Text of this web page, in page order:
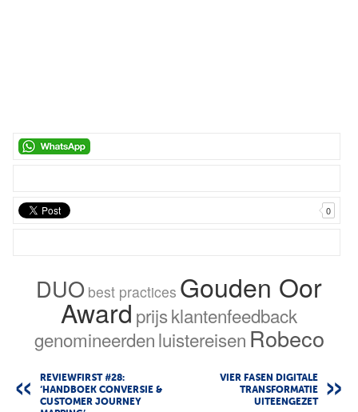
0
DUO best practices Gouden Oor
Award prijsklantenfeedback
genomineerdenluistereisen Robeco
REVIEWFIRST #28:
‘HANDBOEK CONVERSIE &
CUSTOMER JOURNEY
VIER FASEN DIGITALE
TRANSFORMATIE
UITEENGEZET